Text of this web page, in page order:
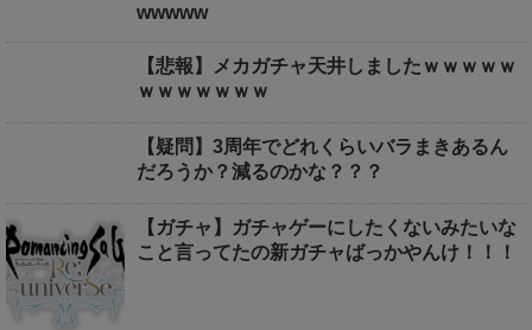
wwwww
【悲報】メカガチャ天井しましたｗｗｗｗｗ
ｗｗｗｗｗｗｗ
【疑問】3周年でどれくらいバラまきあるん
だろうか？減るのかな？？？
【ガチャ】ガチャゲーにしたくないみたいな
こと言ってたの新ガチャばっかやんけ！！！